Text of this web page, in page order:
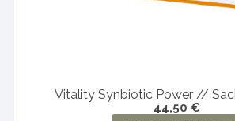
Vitality Synbiotic Power //
44,50 €